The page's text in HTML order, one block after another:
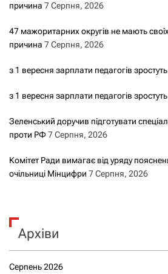
причина 7 Серпня, 2026
47 мажоритарних округів не мають
причина 7 Серпня, 2026
з 1 вересня зарплати педагогів
з 1 вересня зарплати педагогів
Зеленський доручив підготувати
проти РФ7 Серпня, 2026
Комітет Ради вимагає від уряду
очільниці Мінцифри 7 Серпня, 2026
Архіви
Серпень 2026